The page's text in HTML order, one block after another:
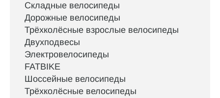
Складные велосипеды
Дорожные велосипеды
Трёхколёсные взрослые велосипеды
Двухподвесы
Электровелосипеды
FATBIKE
Шоссейные велосипеды
Трёхколёсные велосипеды